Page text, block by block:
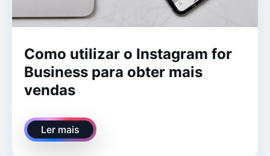
Como utilizar o Instagram for
Business para obter mais
vendas
Ler mais